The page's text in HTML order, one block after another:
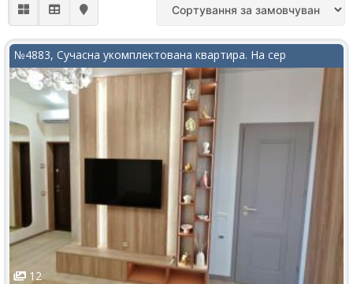
№4883, Сучасна укомплектована квартира. На сер
12